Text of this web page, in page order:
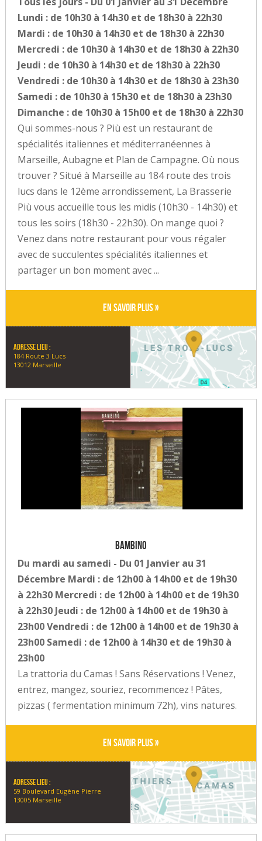
Lundi : de 10h30 à 14h30 et de 18h30 à 22h30
Mardi : de 10h30 à 14h30 et de 18h30 à 22h30
Mercredi : de 10h30 à 14h30 et de 18h30 à 22h30
Jeudi : de 10h30 à 14h30 et de 18h30 à 22h30
Vendredi : de 10h30 à 14h30 et de 18h30 à 23h30
Samedi : de 10h30 à 15h30 et de 18h30 à 23h30
Dimanche : de 10h30 à 15h00 et de 18h30 à 22h30
Qui sommes-nous ? Più est un restaurant de
spécialités italiennes et méditerranéennes à
Marseille, Aubagne et Plan de Campagne. Où nous
trouver ? Situé à Marseille au 184 route des trois
lucs dans le 12ème arrondissement, La Brasserie
Più vous accueille tous les midis (10h30 - 14h30) et
tous les soirs (18h30 - 22h30). On mange quoi ?
Venez dans notre restaurant pour vous régaler
avec de succulentes spécialités italiennes et
partager un bon moment avec ...
En savoir plus »
Adresse lieu :
184 Route 3 Lucs
13012 Marseille
Bambino
Du mardi au samedi - Du 01 Janvier au 31
Décembre Mardi : de 12h00 à 14h00 et de 19h30
à 22h30 Mercredi : de 12h00 à 14h00 et de 19h30
à 22h30 Jeudi : de 12h00 à 14h00 et de 19h30 à
23h00 Vendredi : de 12h00 à 14h00 et de 19h30 à
23h00 Samedi : de 12h00 à 14h30 et de 19h30 à
23h00
La trattoria du Camas ! Sans Réservations ! Venez,
entrez, mangez, souriez, recommencez ! Pâtes,
pizzas ( fermentation minimum 72h), vins natures.
En savoir plus »
Adresse lieu :
59 Boulevard Eugène Pierre
13005 Marseille